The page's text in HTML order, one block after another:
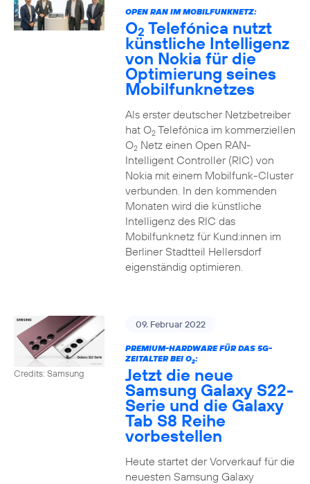
OPEN RAN IM MOBILFUNKNETZ:
O2 Telefónica nutzt
künstliche Intelligenz
von Nokia für die
Optimierung seines
Mobilfunknetzes
Als erster deutscher Netzbetreiber
hat O2Telefónica im kommerziellen
O2Netz einen Open RAN-
Intelligent Controller (RIC) von
Nokia mit einem Mobilfunk-Cluster
verbunden. In den kommenden
Monaten wird die künstliche
Intelligenz des RIC das
Mobilfunknetz für Kund:innen im
Berliner Stadtteil Hellersdorf
eigenständig optimieren.
Credits: Samsung
09. Februar 2022
PREMIUM-HARDWARE FÜR DAS 5G-
ZEITALTER BEI O2:
Jetzt die neue
Samsung Galaxy S22-
Serie und die Galaxy
Tab S8 Reihe
vorbestellen
Heute startet der Vorverkauf für die
neuesten Samsung Galaxy